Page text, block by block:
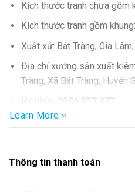
Kích thước tranh chưa gồm
Kích thước tranh gồm
Xuất xứ: Bát Tràng, Gia
Địa chỉ xưởng sản xuất
Tràng, Xã Bát Tràng, Huyện
Hotline: 0986.857.877
Learn More
Thông tin thanh toán